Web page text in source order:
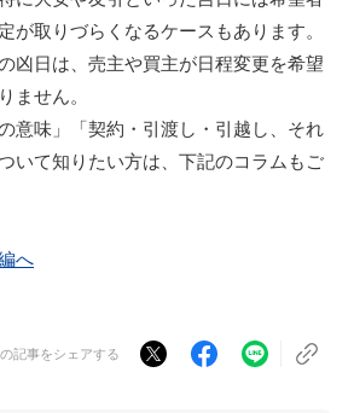
が取りづらくなるケースもあります。
凶日は、売主や買主が日程変更を希望
ません。
意味」「契約・引渡し・引越し、それ
いて知りたい方は、下記のコラムもご
へ
記事をシェアする